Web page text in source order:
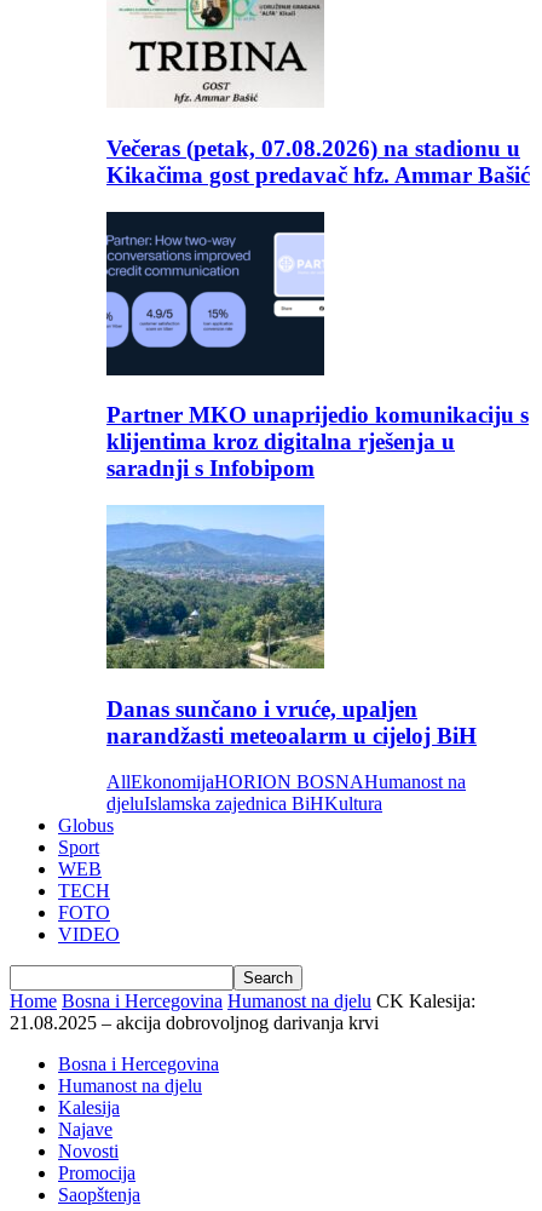
Večeras (petak, 07.08.2026) na stadionu u
Kikačima gost predavač hfz. Ammar Bašić
Partner MKO unaprijedio komunikaciju s
klijentima kroz digitalna rješenja u
saradnji s Infobipom
Danas sunčano i vruće, upaljen
narandžasti meteoalarm u cijeloj BiH
AllEkonomijaHORION BOSNAHumanost na
djeluIslamska zajednica BiHKultura
Globus
Sport
WEB
TECH
FOTO
VIDEO
Home Bosna i Hercegovina Humanost na djelu CK Kalesija:
21.08.2025 – akcija dobrovoljnog darivanja krvi
Bosna i Hercegovina
Humanost na djelu
Kalesija
Najave
Novosti
Promocija
Saopštenja